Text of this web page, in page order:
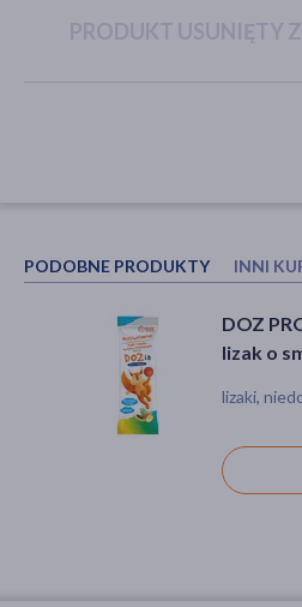
PRODUKT USUNIĘTY
PODOBNE PRODUKTY INNI
DOZ
lizak o
lizaki,
Ziajka,
krem,